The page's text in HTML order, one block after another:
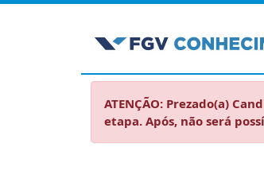
ATENÇÃO: Prezado(a)
etapa. Após, não será